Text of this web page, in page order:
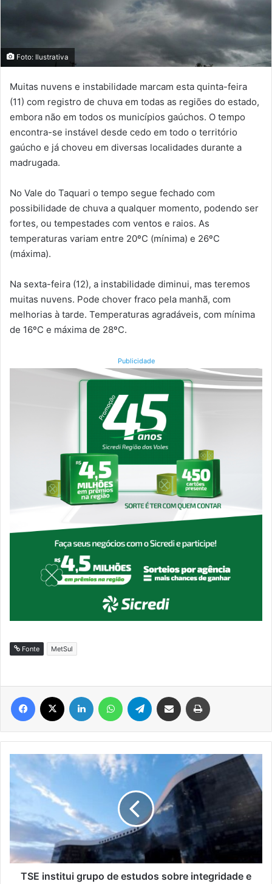
Foto: Ilustrativa
Muitas nuvens e instabilidade marcam esta quinta-feira
(11) com registro de chuva em todas as regiões do estado,
embora não em todos os municípios gaúchos. O tempo
encontra-se instável desde cedo em todo o território
gaúcho e já choveu em diversas localidades durante a
madrugada.
No Vale do Taquari o tempo segue fechado com
possibilidade de chuva a qualquer momento, podendo ser
fortes, ou tempestades com ventos e raios. As
temperaturas variam entre 20ºC (mínima) e 26ºC
(máxima).
Na sexta-feira (12), a instabilidade diminui, mas teremos
muitas nuvens. Pode chover fraco pela manhã, com
melhorias à tarde. Temperaturas agradáveis, com mínima
de 16ºC e máxima de 28ºC.
Publicidade
Fonte MetSul
Facebook Linkedin WhatsAppTelegram Compartilhar via e-mail
institui
grupo
estudos
sobre
integridade
e
transparência
TSE institui grupo de estudos sobre integridade e